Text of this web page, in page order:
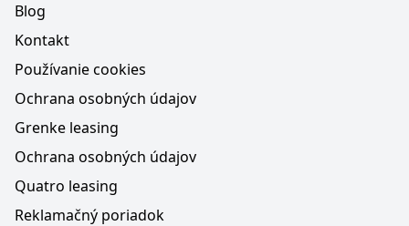
Blog
Kontakt
Používanie cookies
Ochrana osobných údajov
Grenke leasing
Ochrana osobných údajov
Quatro leasing
Reklamačný poriadok